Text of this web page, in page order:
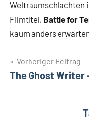
Weltraumschlachten
Filmtitel, Battle for
kaum anders
Vorheriger Beitrag
The Ghost Writer